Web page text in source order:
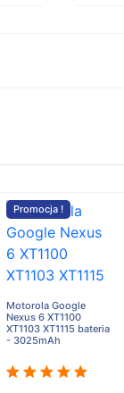
Promocja !
Motorola Google
Nexus 6 XT1100
XT1103 XT1115 bateria
- 3025mAh